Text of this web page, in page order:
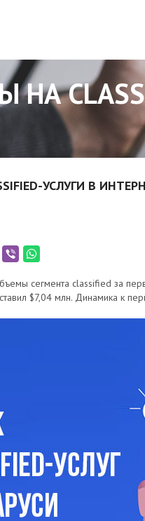
НА
УСЛУГИ В
сегмента classified за
$7,04 млн. Динамика к